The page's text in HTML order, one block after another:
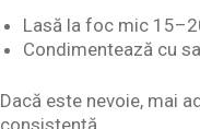
Lasă la foc mic
Condimentează cu
Dacă este nevoie, mai